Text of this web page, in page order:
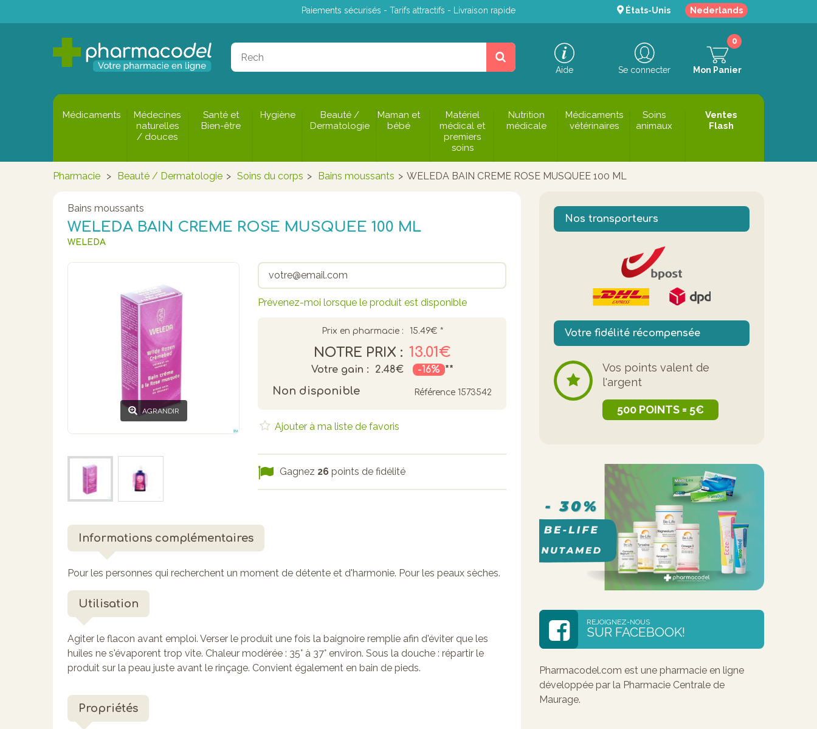
Paiements sécurisés - Tarifs attractifs - Livraison rapide États-Unis Nederlands
Aide Se connecter Mon Panier
0
Médicaments
Médecines
naturelles
/ douces
Santé et
Bien-être
Hygiène
Beauté /
Dermatologie
Maman et
bébé
Matériel
médical et
premiers
soins
Nutrition
médicale
Médicaments
vétérinaires
Soins
animaux
Ventes
Flash
Pharmacie > Beauté / Dermatologie > Soins du corps > Bains moussants > WELEDA BAIN CREME ROSE MUSQUEE 100 ML
Bains moussants
WELEDA BAIN CREME ROSE MUSQUEE 100 ML
WELEDA
AGRANDIR
Prix en pharmacie : 15.49€ *
NOTRE PRIX : 13.01€
Votre gain : 2.48€ -16% **
Non disponible Référence 1573542
Prévenez-moi lorsque le produit est disponible
Ajouter à ma liste de favoris
Gagnez 26 points de fidélité
Informations complémentaires
Pour les personnes qui recherchent un moment de détente et d'harmonie. Pour les peaux sèches.
Utilisation
Agiter le flacon avant emploi. Verser le produit une fois la baignoire remplie afin d'éviter que les
huiles ne s'évaporent trop vite. Chaleur modérée : 35° à 37° environ. Sous la douche : répartir le
produit sur la peau juste avant le rinçage. Convient également en bain de pieds.
Propriétés
Nos transporteurs
Votre fidélité récompensée
Vos points valent de
l'argent
500 POINTS = 5€
REJOIGNEZ-NOUS
SUR FACEBOOK!
Pharmacodel.com est une pharmacie en ligne
développée par la Pharmacie Centrale de
Maurage.